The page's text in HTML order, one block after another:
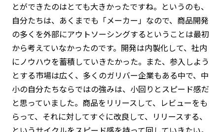
とができたのはとても大きかったですね。というのも、
自分たちは、あくまでも「メーカー」なので、商品開発
の多くを外部にアウトソーシングするということは最初
から考えていなかったのです。開発は内製化して、社内
にノウハウを蓄積していきたかった。また、参入しよう
とする市場は広く、多くのガリバー企業もある中で、中
小の自分たちならではの強みは、小回りとスピード感だ
と思っていました。商品をリリースして、レビューをも
らって、それに対してすぐに改良して、リリースする、